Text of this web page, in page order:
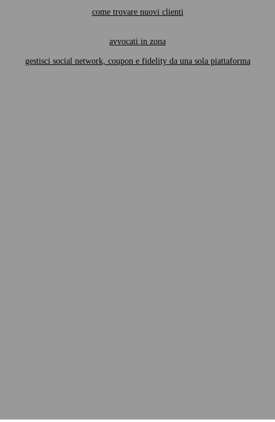
come trovare nuovi clienti
avvocati in zona
gestisci social network, coupon e fidelity da una sola piattaforma